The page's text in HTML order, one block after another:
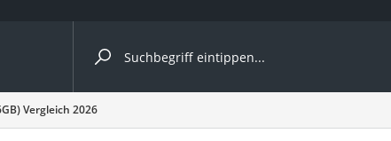
nach Kategorie
Vergleich 2026